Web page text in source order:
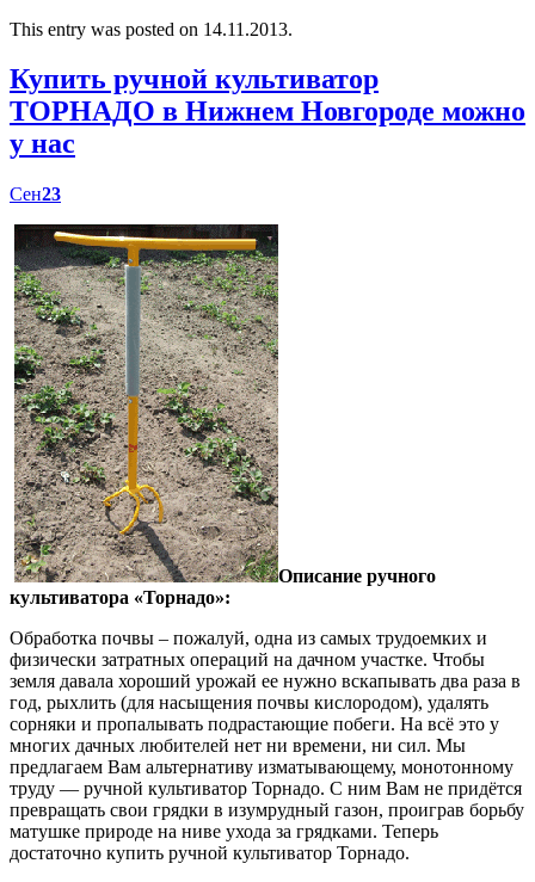
This entry was posted on 14.11.2013.
Купить ручной культиватор
ТОРНАДО в Нижнем Новгороде можно
у нас
Сен23
Описание ручного
культиватора «Торнадо»:
Обработка почвы – пожалуй, одна из самых трудоемких и
физически затратных операций на дачном участке. Чтобы
земля давала хороший урожай ее нужно вскапывать два раза в
год, рыхлить (для насыщения почвы кислородом), удалять
сорняки и пропалывать подрастающие побеги. На всё это у
многих дачных любителей нет ни времени, ни сил. Мы
предлагаем Вам альтернативу изматывающему, монотонному
труду — ручной культиватор Торнадо. С ним Вам не придётся
превращать свои грядки в изумрудный газон, проиграв борьбу
матушке природе на ниве ухода за грядками. Теперь
достаточно купить ручной культиватор Торнадо.